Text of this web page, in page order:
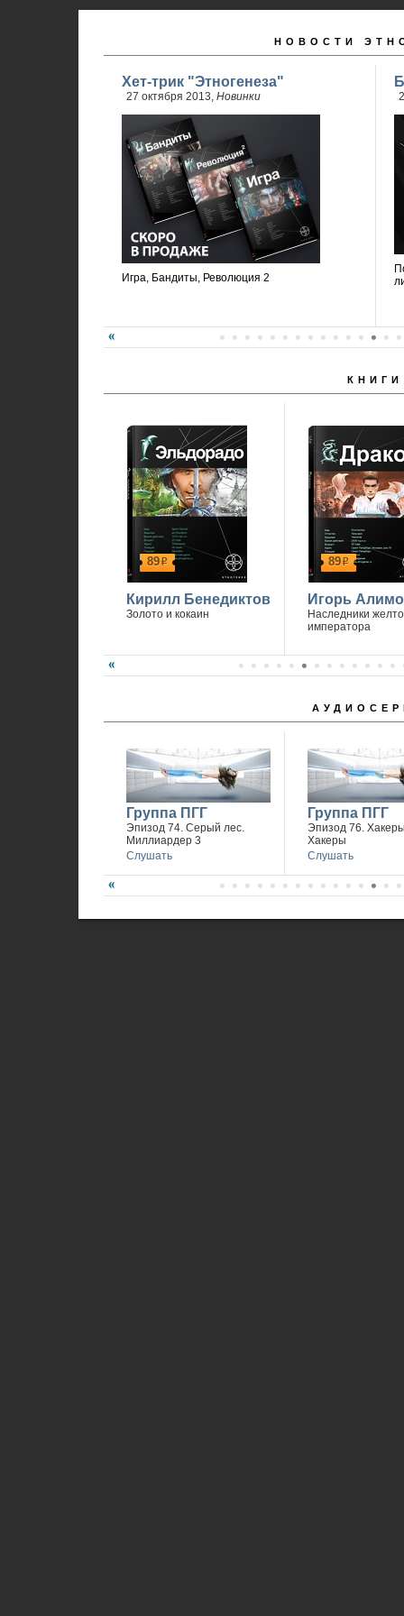
НОВОСТИ
Хет-трик "Этногенеза"
27 октября 2013, Новинки
Игра, Бандиты, Революция 2
КНИГИ
89р
Кирилл Бенедиктов
Золото и кокаин
89р
Игорь
Наследники
императора
Группа ПГГ
Эпизод 74. Серый лес.
Миллиардер 3
Слушать
Группа ПГГ
Эпизод 76.
Хакеры
Слушать